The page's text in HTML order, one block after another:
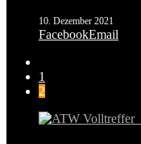
10. Dezember 2021
FacebookEmail
1
2